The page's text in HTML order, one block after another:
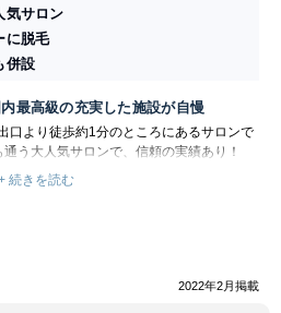
気サロン
に脱毛
併設
最高級の充実した施設が自慢
口より徒歩約1分のところにあるサロンで
う大人気サロンで、信頼の実績あり！
、短時間でスピーディーに完了します。脱
ので、全身ツルスベに！奈良でも希少な男
です。カップル・ご家族でのご利用も！
ートもしっかり守られますよ。
カデミー、ボディメイクスタジオも併設
います。清潔感をアップして、さらに好
すみが気になる方には、話題沸騰中の美肌
続きを読む
2022年2月掲載